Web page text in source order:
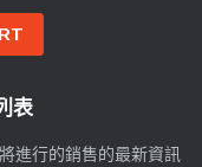
表
進行的銷售的最新資訊